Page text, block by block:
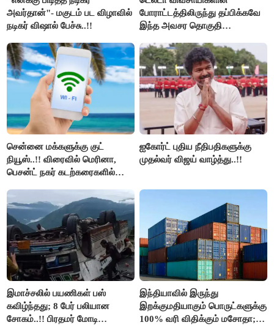
அவர்தான்"- மகுடம் பட விழாவில்
நடிகர் விஷால் பேச்சு..!!
போராட்டத்திலிருந்து தப்பிக்கவே
இந்த அவசர தொகுதி
அரங்கேற்றுகிறார் முதலமைச்சர் -
திமுக ஐடி விங்..!!
சென்னை மக்களுக்கு குட்
நியூஸ்..!! விரைவில் மெரினா,
பெசன்ட் நகர் கடற்கரைகளில்
ஐகோர்ட் புதிய நீதிபதிகளுக்கு
முதல்வர் விஜய் வாழ்த்து..!!
இமாச்சலில் பயணிகள் பஸ்
கவிழ்ந்தது; 8 பேர் பலியான
சோகம்..!! பிரதமர் மோடி
இந்தியாவில் இருந்து
இறக்குமதியாகும் பொருட்களுக்கு
100% வரி விதிக்கும் மசோதா;